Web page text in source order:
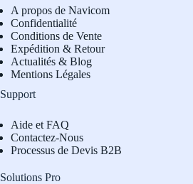
A propos de Navicom
Confidentialité
Conditions de Vente
Expédition & Retour
Actualités & Blog
Mentions Légales
Support
Aide et FAQ
Contactez-Nous
Processus de Devis B2B
Solutions Pro